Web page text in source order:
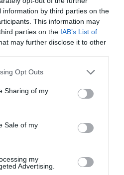
by third parties on the
This information may
parties on the IAB’s List of
may further disclose it to other
Opt Outs
Sharing of my
Sale of my
my
Advertising.
L'ARTICLE
LinkedInEmail